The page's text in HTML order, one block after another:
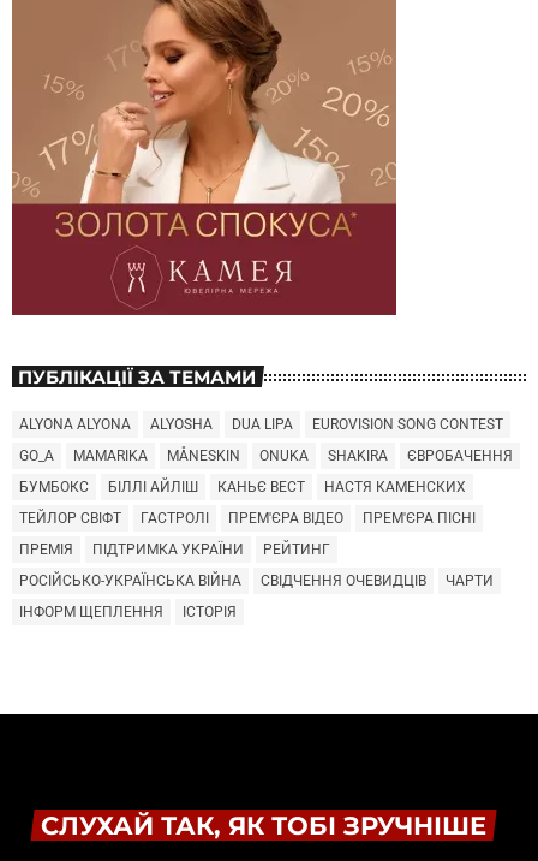
ПУБЛІКАЦІЇ ЗА ТЕМАМИ
ALYONA ALYONA ALYOSHA DUA LIPA
EUROVISION SONG CONTEST
GO_A
MAMARIKA MÅNESKIN ONUKA SHAKIRA
ЄВРОБАЧЕННЯ
БУМБОКС
БІЛЛІ АЙЛІШ КАНЬЄ ВЕСТ
НАСТЯ КАМЕНСКИХ
ТЕЙЛОР СВІФТ
ГАСТРОЛІ ПРЕМ'ЄРА ВІДЕО
ПРЕМ'ЄРА ПІСНІ
ПРЕМІЯ
ПІДТРИМКА УКРАЇНИ
РЕЙТИНГ
РОСІЙСЬКО-УКРАЇНСЬКА ВІЙНА
СВІДЧЕННЯ ОЧЕВИДЦІВ
ЧАРТИ
ІНФОРМ ЩЕПЛЕННЯ
ІСТОРІЯ
СЛУХАЙ ТАК, ЯК ТОБІ ЗРУЧНІШЕ